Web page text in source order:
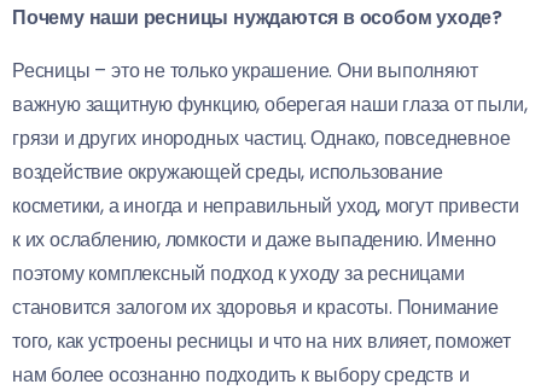
Почему наши ресницы нуждаются в особом уходе?
Ресницы – это не только украшение. Они выполняют
важную защитную функцию, оберегая наши глаза от пыли,
грязи и других инородных частиц. Однако, повседневное
воздействие окружающей среды, использование
косметики, а иногда и неправильный уход, могут привести
к их ослаблению, ломкости и даже выпадению. Именно
поэтому комплексный подход к уходу за ресницами
становится залогом их здоровья и красоты. Понимание
того, как устроены ресницы и что на них влияет, поможет
нам более осознанно подходить к выбору средств и